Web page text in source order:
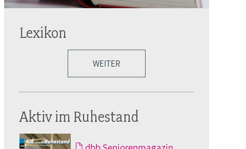
Lexikon
WEITER
Aktiv im Ruhestand